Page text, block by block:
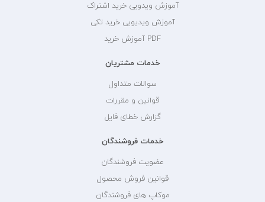
آموزش ویدویی خرید اشتراک
آموزش ویدیویی خرید تکی
PDF آموزش خرید
خدمات مشتریان
سوالات متداول
قوانین و مقررات
گزارش خطای فایل
خدمات فروشندگان
عضویت فروشندگان
قوانین فروش محصول
موکاپ های فروشندگان